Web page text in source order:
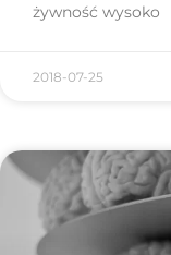
żywność wysoko
2018-07-25